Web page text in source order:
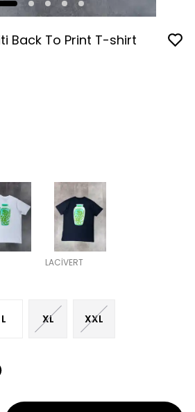
Back To Print T-shirt
LACİVERT
L XL XXL